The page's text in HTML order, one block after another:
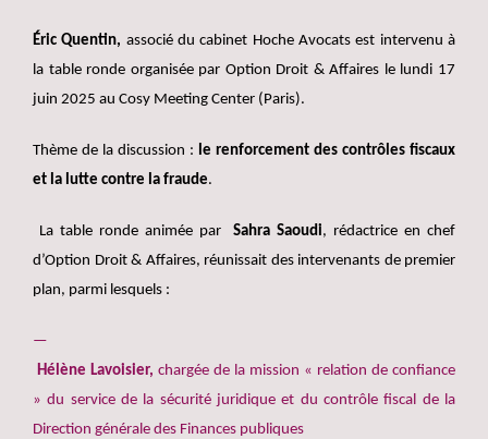
Éric Quentin, associé du cabinet Hoche Avocats est intervenu à
la table ronde organisée par Option Droit & Affaires le lundi 17
juin 2025 au Cosy Meeting Center (Paris).
Thème de la discussion : le renforcement des contrôles fiscaux
et la lutte contre la fraude.
La table ronde animée parSahra Saoudi, rédactrice en chef
d’Option Droit & Affaires, réunissait des intervenants de premier
plan, parmi lesquels :
Hélène Lavoisier, chargée de la mission « relation de confiance
» du service de la sécurité juridique et du contrôle fiscal de la
Direction générale des Finances publiques